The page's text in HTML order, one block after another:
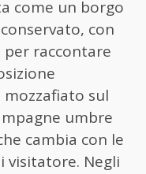
come un borgo
con
per raccontare
sul
umbre
cambia con le
visitatore. Negli